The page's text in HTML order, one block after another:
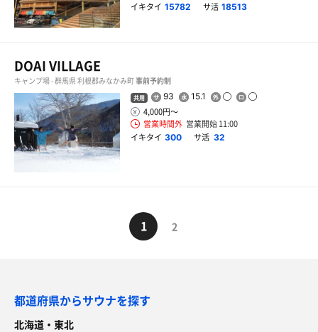
イキタイ 15782 サ活 18513
DOAI VILLAGE
キャンプ場 - 群馬県 利根郡みなかみ町事前予約制
共用 93 15.1
4,000円〜
営業時間外 営業開始 11:00
イキタイ 300 サ活 32
1 2
都道府県からサウナを探す
北海道・東北